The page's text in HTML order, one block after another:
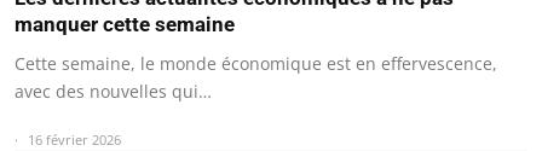
manquer cette semaine
Cette semaine, le monde économique est en effervescence,
avec des nouvelles qui…
16 février 2026